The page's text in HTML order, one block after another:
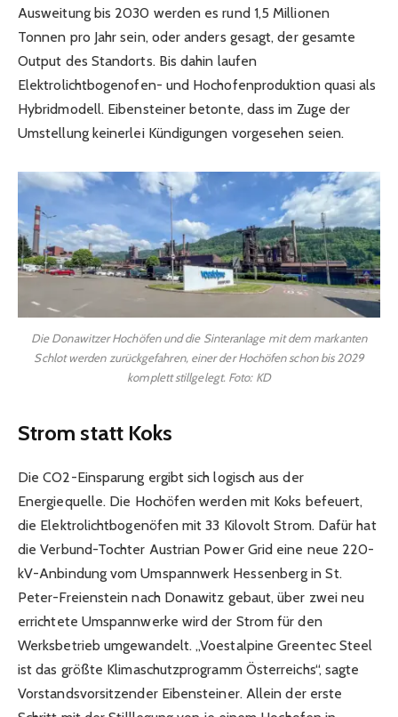
Ausweitung bis 2030 werden es rund 1,5 Millionen
Tonnen pro Jahr sein, oder anders gesagt, der gesamte
Output des Standorts. Bis dahin laufen
Elektrolichtbogenofen- und Hochofenproduktion quasi als
Hybridmodell. Eibensteiner betonte, dass im Zuge der
Umstellung keinerlei Kündigungen vorgesehen seien.
Die Donawitzer Hochöfen und die Sinteranlage mit dem markanten
Schlot werden zurückgefahren, einer der Hochöfen schon bis 2029
komplett stillgelegt. Foto: KD
Strom statt Koks
Die CO2-Einsparung ergibt sich logisch aus der
Energiequelle. Die Hochöfen werden mit Koks befeuert,
die Elektrolichtbogenöfen mit 33 Kilovolt Strom. Dafür hat
die Verbund-Tochter Austrian Power Grid eine neue 220-
kV-Anbindung vom Umspannwerk Hessenberg in St.
Peter-Freienstein nach Donawitz gebaut, über zwei neu
errichtete Umspannwerke wird der Strom für den
Werksbetrieb umgewandelt. „Voestalpine Greentec Steel
ist das größte Klimaschutzprogramm Österreichs“, sagte
Vorstandsvorsitzender Eibensteiner. Allein der erste